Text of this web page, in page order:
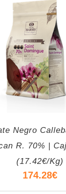
Negro
R. 70% |
(17.42€/Kg)
174.28€